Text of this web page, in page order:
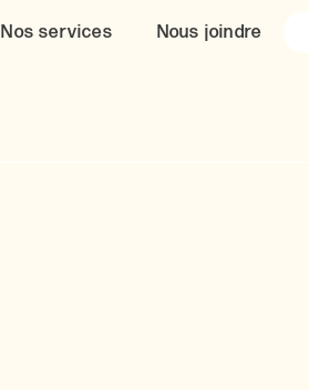
Nos services Nous joindre